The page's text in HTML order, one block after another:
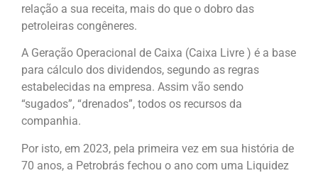
relação a sua receita, mais do que o dobro das
petroleiras congêneres.
A Geração Operacional de Caixa (Caixa Livre ) é a base
para cálculo dos dividendos, segundo as regras
estabelecidas na empresa. Assim vão sendo
“sugados”, “drenados”, todos os recursos da
companhia.
Por isto, em 2023, pela primeira vez em sua história de
70 anos, a Petrobrás fechou o ano com uma Liquidez